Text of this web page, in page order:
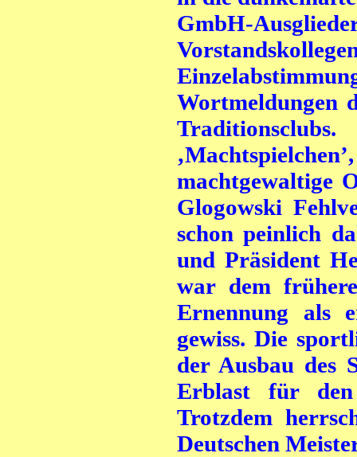
GmbH-
Wortmeldungen
machtgewaltige
Glogowski
schon peinlich
und Präsident
war dem
Ernennung als
gewiss. Die
der Ausbau des
Erblast für den
Trotzdem
Deutschen